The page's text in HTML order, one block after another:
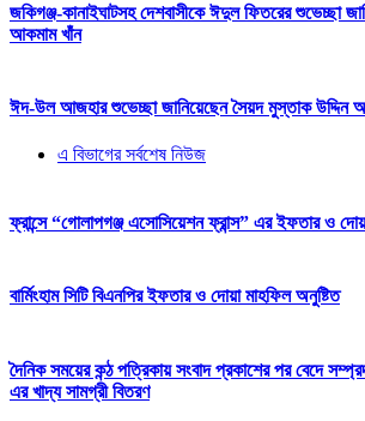
জকিগঞ্জ-কানাইঘাটসহ দেশবাসীকে ঈদুল ফিতরের শুভেচ্ছা
আকমাম খাঁন
ঈদ-উল আজহার শুভেচ্ছা জানিয়েছেন সৈয়দ মুস্তাক উদ্দিন
এ বিভাগের সর্বশেষ নিউজ
ফ্রান্সে “গোলাপগঞ্জ এসোসিয়েশন ফ্রান্স” এর ইফতার ও
বার্মিংহাম সিটি বিএনপির ইফতার ও দোয়া মাহফিল অনুষ্টিত
দৈনিক সময়ের কন্ঠ পত্রিকায় সংবাদ প্রকাশের পর বেদে
এর খাদ্য সামগ্রী বিতরণ